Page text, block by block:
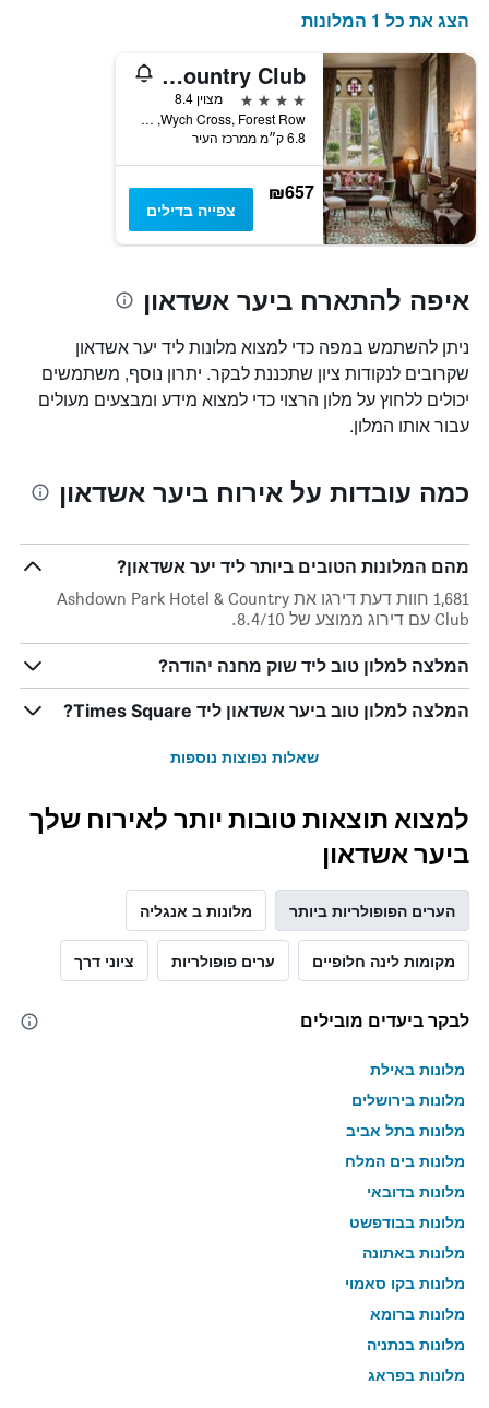
הצג את כל 1 המלונות
Ashdown Park Hotel & Country Club
4 כוכבים
מצוין 8.4
Wych Cross, Forest Row, איסט גרינסטד, בריטניה
6.8 ק״מ ממרכז העיר
₪657
צפייה בדילים
איפה להתארח ביער אשדאון
ניתן להשתמש במפה כדי למצוא מלונות ליד יער אשדאון
שקרובים לנקודות ציון שתכננת לבקר. יתרון נוסף, משתמשים
יכולים ללחוץ על מלון הרצוי כדי למצוא מידע ומבצעים מעולים
עבור אותו המלון.
כמה עובדות על אירוח ביער אשדאון
מהם המלונות הטובים ביותר ליד יער אשדאון?
1,681 חוות דעת דירגו את Ashdown Park Hotel & Country
Club עם דירוג ממוצע של 8.4/10.
המלצה למלון טוב ליד שוק מחנה יהודה?
המלצה למלון טוב ביער אשדאון ליד Times Square?
שאלות נפוצות נוספות
למצוא תוצאות טובות יותר לאירוח שלך
ביער אשדאון
הערים הפופולריות ביותר מלונות ב אנגליה
מקומות לינה חלופיים ערים פופולריות ציוני דרך
לבקר ביעדים מובילים
מלונות באילת
מלונות בירושלים
מלונות בתל אביב
מלונות בים המלח
מלונות בדובאי
מלונות בבודפשט
מלונות באתונה
מלונות בקו סאמוי
מלונות ברומא
מלונות בנתניה
מלונות בפראג